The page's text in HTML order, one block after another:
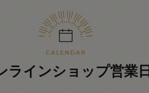
ラインショップ営業日